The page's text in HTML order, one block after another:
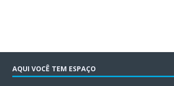
AQUI VOCÊ TEM ESPAÇO